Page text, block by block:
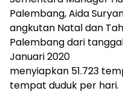
Palembang, Aida
angkutan Natal dan
Palembang dari
Januari 2020
menyiapkan 51.723
tempat duduk per hari.